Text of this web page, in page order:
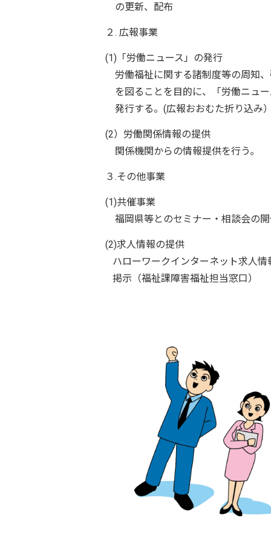
の更新、配布
２. 広報事業
(1)「労働ニュース」の発行
労働福祉に関する諸制度等の周知、
を図ることを目的に、「労働ニュー
発行する。(広報おおむた折り込み
(2）労働関係情報の提供
関係機関からの情報提供を行う。
３.その他事業
(1)共催事業
福岡県等とのセミナー・相談会の開
(2)求人情報の提供
ハローワークインターネット求人情
掲示（福祉課障害福祉担当窓口）